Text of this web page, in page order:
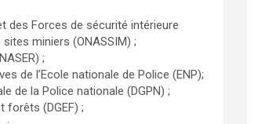
des Forces de sécurité intérieure
miniers (ONASSIM) ;
;
de l’Ecole nationale de Police (ENP);
de la Police nationale (DGPN) ;
forêts (DGEF) ;